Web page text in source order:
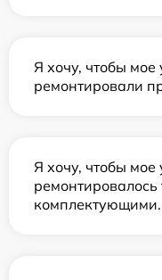
Я хочу, чтобы мое
ремонтировали
Я хочу, чтобы мое
комплектующими.